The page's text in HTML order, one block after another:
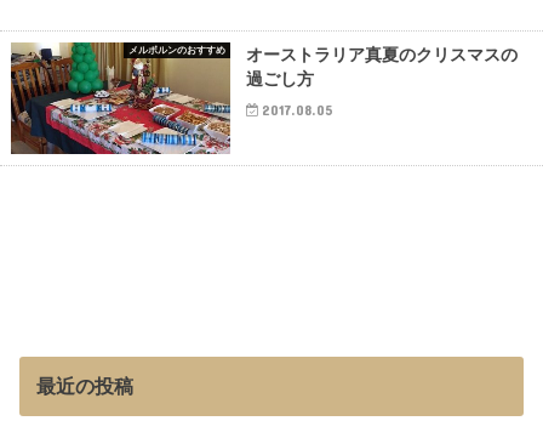
メルボルンのおすすめ
オーストラリア真夏のクリスマスの
過ごし方
2017.08.05
最近の投稿